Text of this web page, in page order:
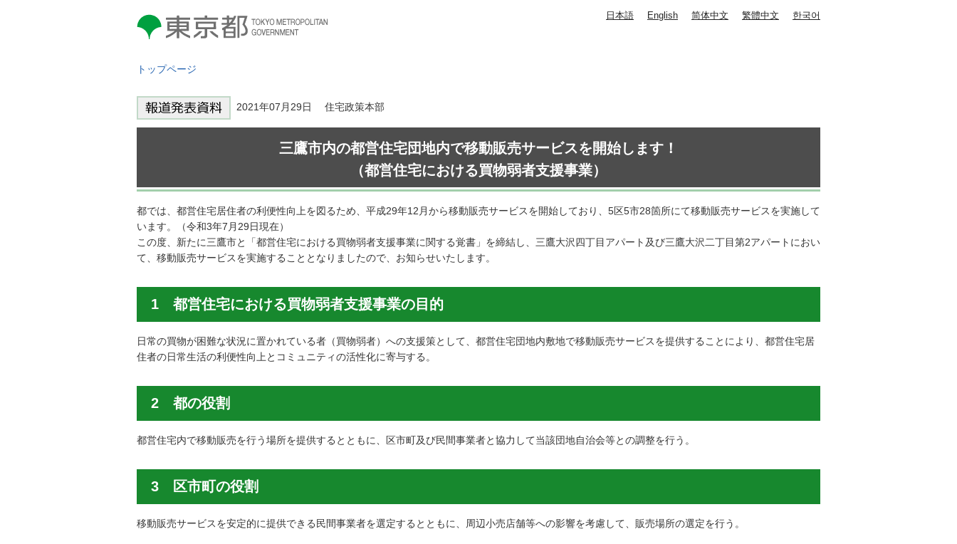
東京都 TOKYO METROPOLITAN
GOVERNMENT
日本語 English 简体中文 繁體中文 한국어
トップページ
2021年07月29日 住宅政策本部
三鷹市内の都営住宅団地内で移動販売サービスを開始します！
（都営住宅における買物弱者支援事業）
都では、都営住宅居住者の利便性向上を図るため、平成29年12月から移動販売サービスを開始しており、5区5市28箇所にて移動販売サービスを実施して
います。（令和3年7月29日現在）
この度、新たに三鷹市と「都営住宅における買物弱者支援事業に関する覚書」を締結し、三鷹大沢四丁目アパート及び三鷹大沢二丁目第2アパートにおい
て、移動販売サービスを実施することとなりましたので、お知らせいたします。
1 都営住宅における買物弱者支援事業の目的
日常の買物が困難な状況に置かれている者（買物弱者）への支援策として、都営住宅団地内敷地で移動販売サービスを提供することにより、都営住宅居
住者の日常生活の利便性向上とコミュニティの活性化に寄与する。
2 都の役割
都営住宅内で移動販売を行う場所を提供するとともに、区市町及び民間事業者と協力して当該団地自治会等との調整を行う。
3 区市町の役割
移動販売サービスを安定的に提供できる民間事業者を選定するとともに、周辺小売店舗等への影響を考慮して、販売場所の選定を行う。